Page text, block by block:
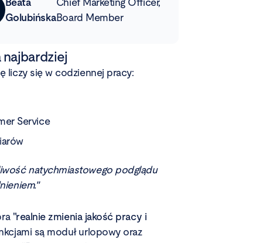
GolubińskaBoard Member
najbardziej
liczy się w codziennej pracy:
Service
natychmiastowego podglądu
"realnie zmienia jakość pracy i
są moduł urlopowy oraz